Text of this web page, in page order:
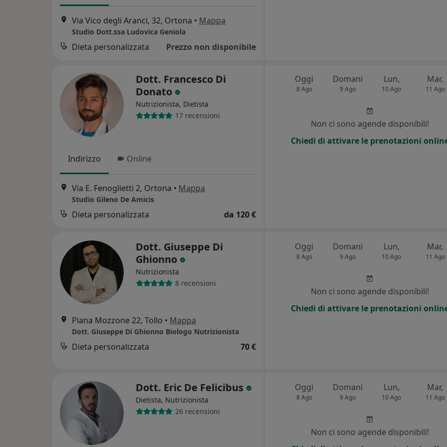
Via Vico degli Aranci, 32, Ortona • Mappa
Studio Dott.ssa Ludovica Geniola
Dieta personalizzata Prezzo non disponibile
Dott. Francesco Di
Donato
Nutrizionista, Dietista
17 recensioni
Indirizzo Online
Via E. Fenoglietti 2, Ortona • Mappa
Studio Gileno De Amicis
Dieta personalizzata da 120 €
Oggi
8 Ago
Domani
9 Ago
Lun,
10 Ago
Mar,
11 Ago
Non ci sono agende disponibili!
Chiedi di attivare le prenotazioni
Dott. Giuseppe Di
Ghionno
Nutrizionista
8 recensioni
Piana Mozzone 22, Tollo • Mappa
Dott. Giuseppe Di Ghionno Biologo Nutrizionista
Dieta personalizzata 70 €
Oggi
8 Ago
Domani
9 Ago
Lun,
10 Ago
Mar,
11 Ago
Non ci sono agende disponibili!
Chiedi di attivare le prenotazioni
Dott. Eric De Felicibus
Dietista, Nutrizionista
26 recensioni
Oggi
8 Ago
Domani
9 Ago
Lun,
10 Ago
Mar,
11 Ago
Non ci sono agende disponibili!